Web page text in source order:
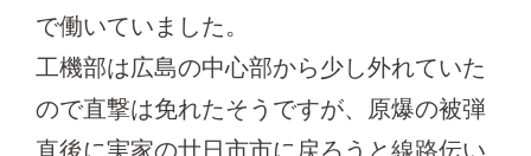
で働いていました。
工機部は広島の中心部から少し外れていた
ので直撃は免れたそうですが、原爆の被弾
直後に実家の廿日市市に戻ろうと線路伝い